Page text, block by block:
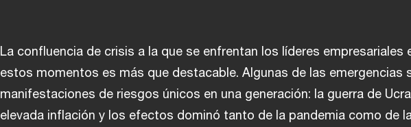
La confluencia de crisis a la que se enfrentan los líderes empresariales
estos momentos es más que destacable. Algunas de las emergencias
manifestaciones de riesgos únicos en una generación: la guerra de
elevada inflación y los efectos dominó tanto de la pandemia como de